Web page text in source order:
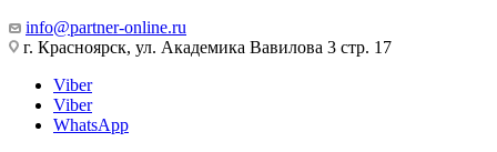
info@partner-online.ru
г. Красноярск, ул. Академика Вавилова 3 стр. 17
Viber
Viber
WhatsApp